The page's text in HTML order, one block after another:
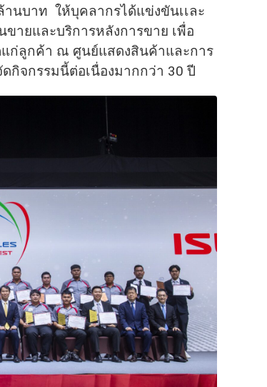
านบาท ให้บุคลากรได้แข่งขันเเละ
ายและบริการหลังการขาย เพื่อ
ก่ลูกค้า ณ ศูนย์แสดงสินค้าและการ
กิจกรรมนี้ต่อเนื่องมากกว่า 30 ปี